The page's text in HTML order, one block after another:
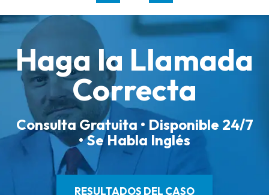
Haga la Llamada
Correcta
Consulta Gratuita • Disponible 24/7
• Se Habla Inglés
RESULTADOS DEL CASO